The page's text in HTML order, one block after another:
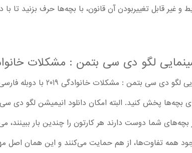
و غیر قابل تغییربودن آن قانون، با بچه‌ها حرف بزنید تا
لگو دی سی بتمن : مشکلات
در آفرینک امکان تماشا
بچه‌ها پخش کنید. البته امکان دانلود انیمیشن لگو دی
شما دوست دارند هر کارتون را چندین بار ببینند،
همه تفاوت‌ها، از هم حمایت می‌کنند و این همان اصل